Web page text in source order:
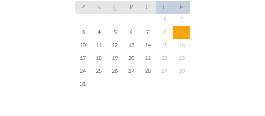
P S Ç P C C P
1
2
3
4 5 6 7 8
9
10
11 12 13 14 15
16
17
18 19 20 21 22
23
24
25 26 27 28 29
30
31